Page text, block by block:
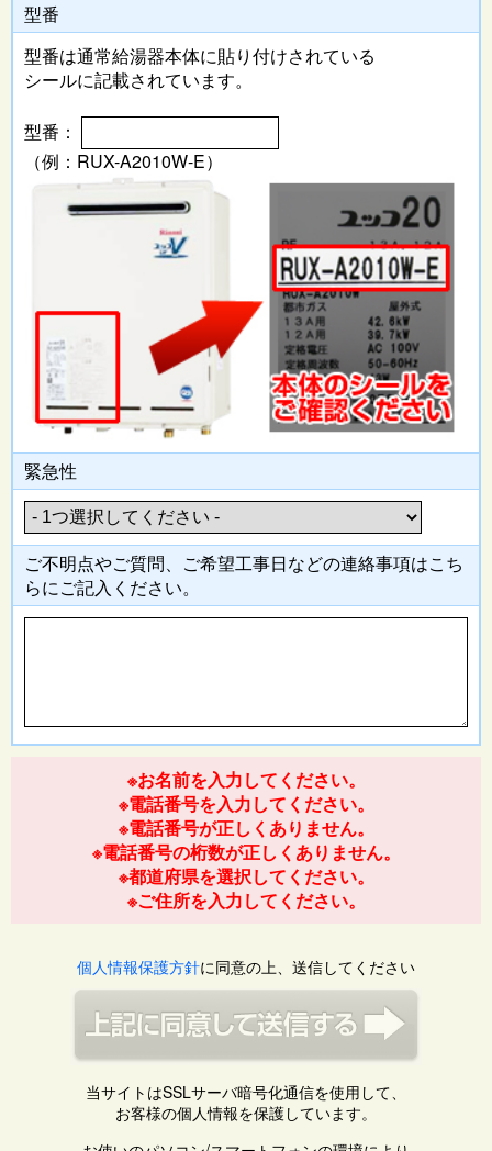
型番
型番は通常給湯器本体に貼り付けされている
シールに記載されています。
型番：
（例：RUX-A2010W-E）
緊急性
ご不明点やご質問、ご希望工事日などの連絡事項はこち
らにご記入 ください。
※お名前を入力してください。
※電話番号を入力してください。
※電話番号が正しくありません。
※電話番号の桁数が正しくありません。
※都道府県を選択してください。
※ご住所を入力してください。
個人情報保護方針に同意の上、送信してください
当サイトはSSLサーバ暗号化通信を使用して、
お客様の個人情報を保護しています。